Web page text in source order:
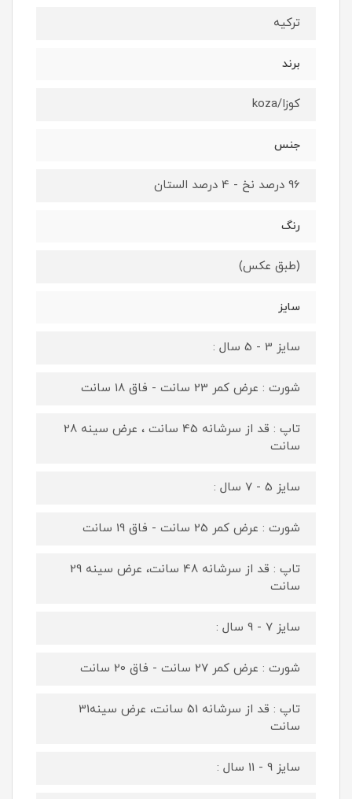
ترکیه
برند
کوزا/koza
جنس
96 درصد نخ - 4 درصد الستان
رنگ
(طبق عکس)
سایز
سایز 3 - 5 سال :
شورت : عرض کمر 23 سانت - فاق 18 سانت
تاپ : قد از سرشانه 45 سانت ، عرض سینه 28
سانت
سایز 5 - 7 سال :
شورت : عرض کمر 25 سانت - فاق 19 سانت
تاپ : قد از سرشانه 48 سانت، عرض سینه 29
سانت
سایز 7 - 9 سال :
شورت : عرض کمر 27 سانت - فاق 20 سانت
تاپ : قد از سرشانه 51 سانت، عرض سینه31
سانت
سایز 9 - 11 سال :